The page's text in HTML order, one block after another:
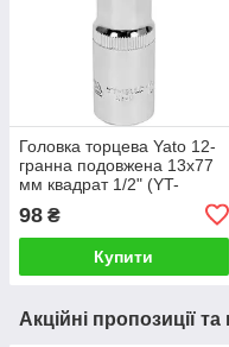
Головка торцева Yato 12-
гранна подовжена 13х77
мм квадрат 1/2" (YT-
98 ₴
Купити
Акційні пропозиції